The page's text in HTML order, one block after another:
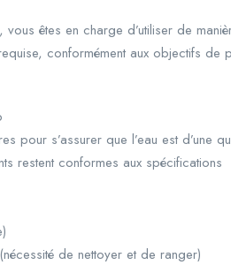
vous êtes en charge d’utiliser de
conformément aux objectifs
pour s’assurer que l’eau est
restent conformes aux spécifications
de nettoyer et de ranger)